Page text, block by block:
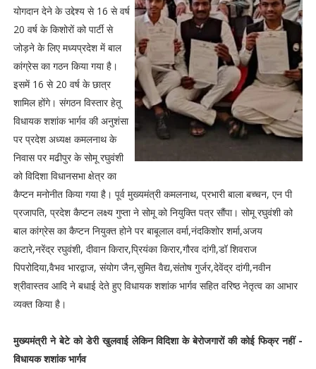
योगदान देने के उद्देश्य से 16 से वर्ष
20 वर्ष के किशोरों को पार्टी से
जोड़ने के लिए मध्यप्रदेश में बाल
कांग्रेस का गठन किया गया है।
इसमें 16 से 20 वर्ष के छात्र
शामिल होंगे। संगठन विस्तार हेतू
विधायक शशांक भार्गव की अनुशंसा
पर प्रदेश अध्यक्ष कमलनाथ के
निवास पर मढीपुर के सोमू रघुवंशी
को विदिशा विधानसभा क्षेत्र का
कैप्टन मनोनीत किया गया है। पूर्व मुख्यमंत्री कमलनाथ, प्रभारी बाला बच्चन, एन पी
प्रजापति, प्रदेश कैप्टन लक्ष्य गुप्ता ने सोमू को नियुक्ति पत्र सौंपा। सोमू रघुवंशी को
बाल कांग्रेस का कैप्टन नियुक्त होने पर बाबूलाल वर्मा,नंदकिशोर शर्मा,अजय
कटारे,नरेंद्र रघुवंशी, दीवान किरार,प्रियंका किरार,गौरव दांगी,डॉ शिवराज
पिपरोदिया,वैभव भारद्वाज, संयोग जैन,सुमित वैद्य,संतोष गुर्जर,देवेंद्र दांगी,नवीन
श्रीवास्तव आदि ने बधाई देते हुए विधायक शशांक भार्गव सहित वरिष्ठ नेतृत्व का आभार
व्यक्त किया है।
मुख्यमंत्री ने बेटे को डेरी खुलवाई लेकिन विदिशा के बेरोजगारों की कोई फिक्र नहीं -
विधायक शशांक भार्गव